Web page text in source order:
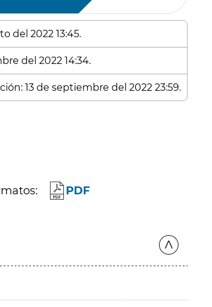
del 2022 13:45.
del 2022 14:34.
13 de septiembre del 2022 23:59.
PDF